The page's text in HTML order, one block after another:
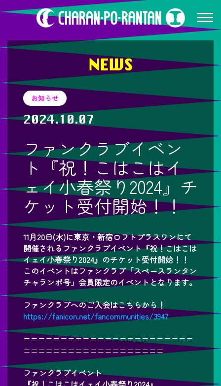
NEWS
お知らせ
2024.10.07
ファンクラブイベン
ト『祝！こはこはイ
ェイ小春祭り2024』チ
ケット受付開始！！
11月20日(水)に東京・新宿ロフトプラスワンにて
開催されるファンクラブイベント『祝！こはこは
イェイ小春祭り2024』のチケット受付開始！！
このイベントはファンクラブ「スペースランタン
チャランポ号」会員限定のイベントとなります。
ファンクラブへのご入会はこちらから！
https://fanicon.net/fancommunities/3947
=======================
===================
ファンクラブイベント